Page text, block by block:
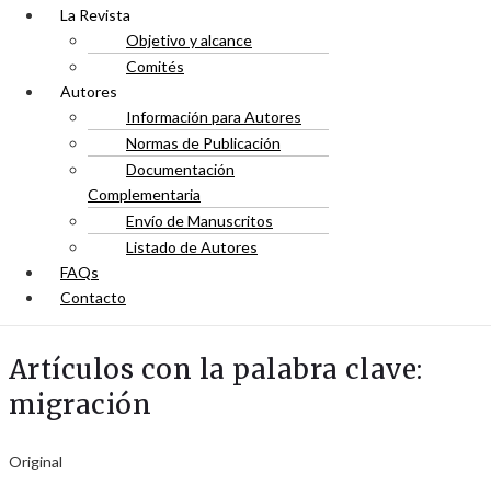
La Revista
Objetivo y alcance
Comités
Autores
Información para Autores
Normas de Publicación
Documentación
Complementaria
Envío de Manuscritos
Listado de Autores
FAQs
Contacto
Artículos con la palabra clave:
migración
Original